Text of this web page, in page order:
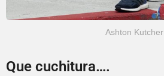
Ashton Kutcher
Que cuchitura….